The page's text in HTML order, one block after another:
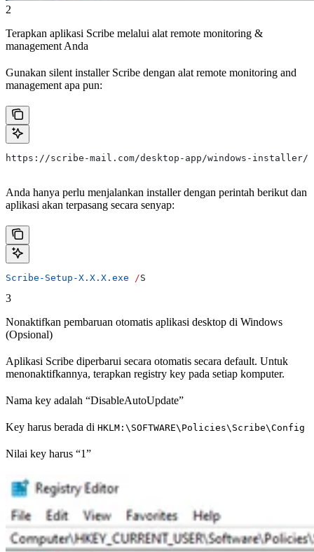
2
Terapkan aplikasi Scribe melalui alat remote monitoring &
management Anda
Gunakan silent installer Scribe dengan alat remote monitoring and
management apa pun:
https://scribe-mail.com/desktop-app/windows-installer/
Anda hanya perlu menjalankan installer dengan perintah berikut dan
aplikasi akan terpasang secara senyap:
Scribe-Setup-X.X.X.exe /S
3
Nonaktifkan pembaruan otomatis aplikasi desktop di Windows
(Opsional)
Aplikasi Scribe diperbarui secara otomatis secara default. Untuk
menonaktifkannya, terapkan registry key pada setiap komputer.
Nama key adalah “DisableAutoUpdate”
Key harus berada di HKLM:\SOFTWARE\Policies\Scribe\Config
Nilai key harus “1”